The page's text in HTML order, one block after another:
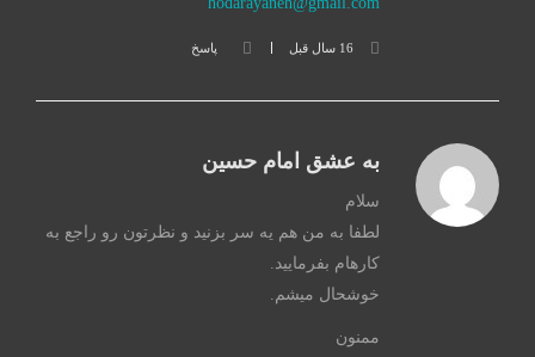
16 سال قبل پاسخ
به عشق امام حسين
سلام
لطفا به من هم يه سر بزنيد و نظرتون رو راجع به
كارهام بفرماييد.
خوشحال ميشم.
ممنون